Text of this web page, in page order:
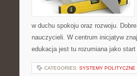
w duchu spokoju oraz rozwoju.
nauczycieli. W centrum inicjatyw
edukacja jest tu rozumiana jako
CATEGORIES: SYSTEMY POLITYCZNE